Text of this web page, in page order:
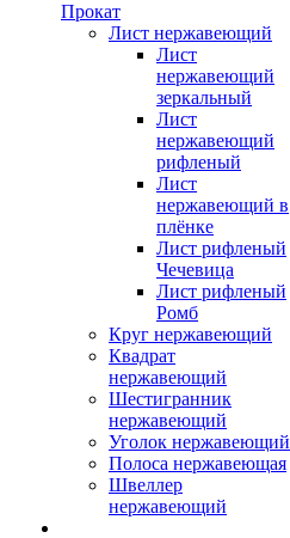
Прокат
Лист нержавеющий
Лист
нержавеющий
зеркальный
Лист
нержавеющий
рифленый
Лист
нержавеющий в
плёнке
Лист рифленый
Чечевица
Лист рифленый
Ромб
Круг нержавеющий
Квадрат
нержавеющий
Шестигранник
нержавеющий
Уголок нержавеющий
Полоса нержавеющая
Швеллер
нержавеющий